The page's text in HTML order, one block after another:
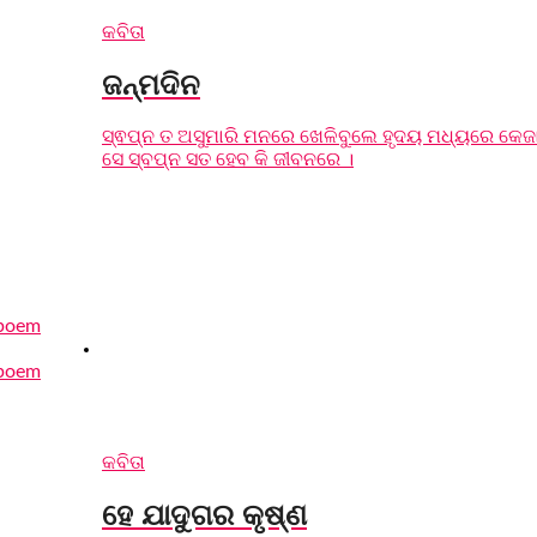
କବିତା
ଜନ୍ମଦିନ
ସ୍ଵପ୍ନ ତ ଅସୁମାରି ମନରେ ଖେଳିବୁଲେ ହୃଦୟ ମଧ୍ୟରେ
ସେ ସ୍ବପ୍ନ ସତ ହେବ କି ଜୀବନରେ ।
କବିତା
ହେ ଯାଦୁଗର କୃଷ୍ଣ